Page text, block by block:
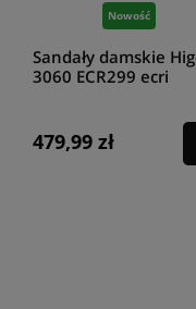
Nowość
Sandały damskie
3060 ECR299 ecri
479,99 zł